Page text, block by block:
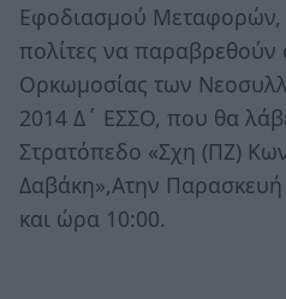
Εφοδιασμού Μεταφορών,
πολίτες να παραβρεθούν
Ορκωμοσίας των
2014 Δ΄ ΕΣΣΟ, που θα
Στρατόπεδο «Σχη (ΠΖ)
Δαβάκη»,Ατην
και ώρα 10:00.